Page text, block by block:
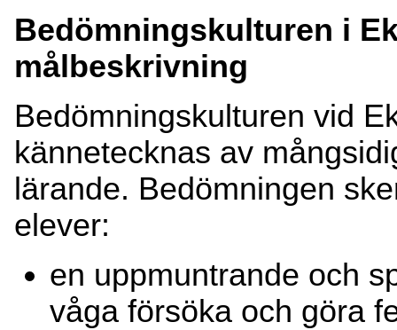
Bedömningskulturen i
målbeskrivning
Bedömningskulturen vid
kännetecknas av
lärande. Bedömningen
elever:
en uppmuntrande och
våga försöka och göra